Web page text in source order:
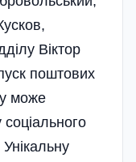
Віктор
поштових
може
соціального